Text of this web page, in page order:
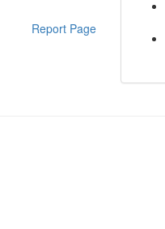
Report Page